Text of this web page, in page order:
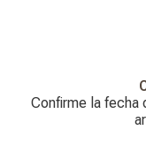
Confirme la